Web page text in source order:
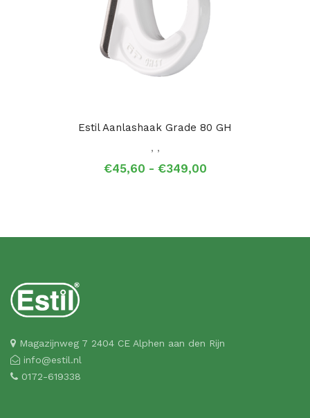
Estil Aanlashaak Grade 80 GH
, ,
€45,60 - €349,00Prijsklasse:
Magazijnweg 7 2404 CE Alphen aan den Rijn
info@estil.nl
0172-619338